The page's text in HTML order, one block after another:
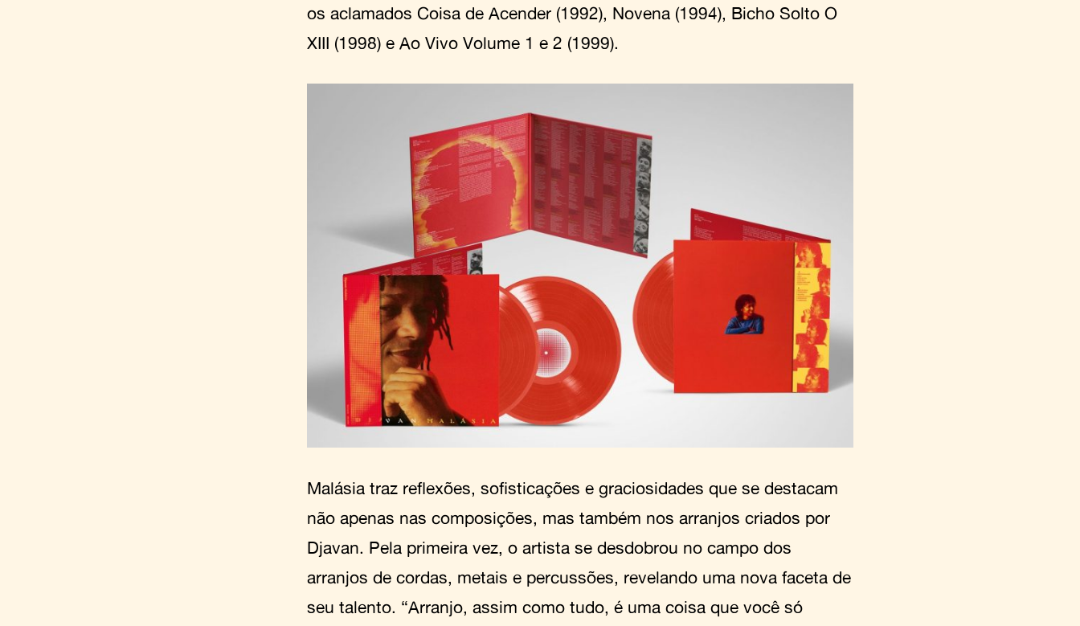
os aclamados Coisa de Acender (1992), Novena (1994), Bicho Solto O
XIII (1998) e Ao Vivo Volume 1 e 2 (1999).
Malásia traz reflexões, sofisticações e graciosidades que se destacam
não apenas nas composições, mas também nos arranjos criados por
Djavan. Pela primeira vez, o artista se desdobrou no campo dos
arranjos de cordas, metais e percussões, revelando uma nova faceta de
seu talento. “Arranjo, assim como tudo, é uma coisa que você só